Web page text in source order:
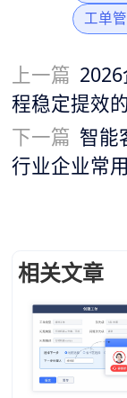
工单
上一篇
程稳定提效
下一篇 智能
行业企业常
相关文章